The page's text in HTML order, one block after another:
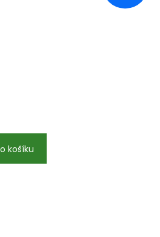
košíku